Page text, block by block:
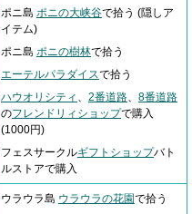
ポニ島 ポニの大峡谷で拾う (隠しア
イテム)
ポニ島 ポニの樹林で拾う
エーテルパラダイスで拾う
ハウオリシティ 、 2番道路、 8番道路
のフレンドリィショップで購入
(1000円)
フェスサークルギフトショップバト
ルストアで購入
ウラウラ島 ウラウラの花園で拾う